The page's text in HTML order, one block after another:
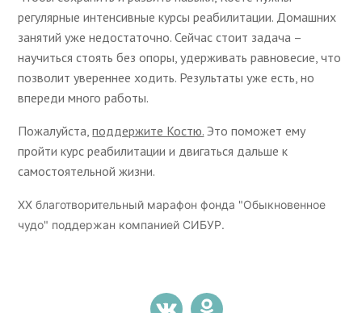
регулярные интенсивные курсы реабилитации. Домашних
занятий уже недостаточно. Сейчас стоит задача –
научиться стоять без опоры, удерживать равновесие, что
позволит увереннее ходить. Результаты уже есть, но
впереди много работы.
Пожалуйста,поддержите Костю. Это поможет ему
пройти курс реабилитации и двигаться дальше к
самостоятельной жизни.
ХХ благотворительный марафон фонда "Обыкновенное
чудо" поддержан компанией СИБУР.